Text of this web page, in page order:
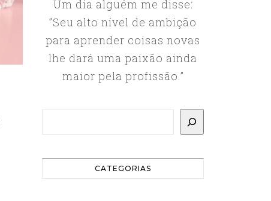
Um dia alguém me disse:
”Seu alto nível de ambição
para aprender coisas novas
lhe dará uma paixão ainda
maior pela profissão.”
CATEGORIAS